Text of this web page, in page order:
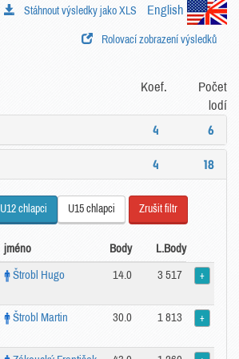
English
Stáhnout výsledky jako XLS
Rolovací zobrazení výsledků
Koef.
Počet
lodí
4
6
4 18
U12 chlapci U15 chlapci Zrušit filtr
jméno Body L.Body
Štrobl Hugo 14.0 3 517 +
Štrobl Martin 30.0 1 813 +